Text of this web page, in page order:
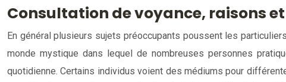
Consultation de voyance, raisons
En général plusieurs sujets préoccupants poussent les
monde mystique dans lequel de nombreuses personnes
quotidienne. Certains individus voient des médiums pour